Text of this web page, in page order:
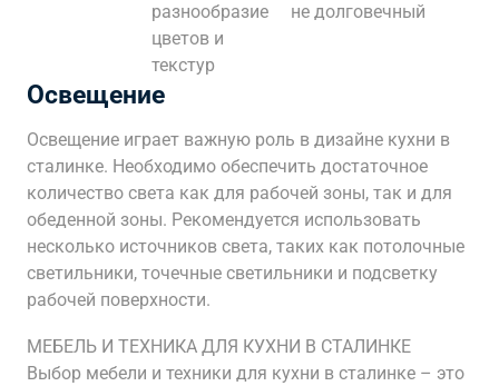
разнообразие
цветов и
текстур
не долговечный
Освещение
Освещение играет важную роль в дизайне кухни в
сталинке. Необходимо обеспечить достаточное
количество света как для рабочей зоны, так и для
обеденной зоны. Рекомендуется использовать
несколько источников света, таких как потолочные
светильники, точечные светильники и подсветку
рабочей поверхности.
МЕБЕЛЬ И ТЕХНИКА ДЛЯ КУХНИ В СТАЛИНКЕ
Выбор мебели и техники для кухни в сталинке – это